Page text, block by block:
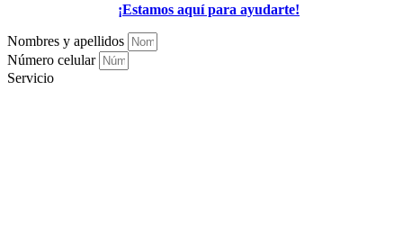
¡Estamos aquí para ayudarte!
Nombres y apellidos
Número celular
Servicio